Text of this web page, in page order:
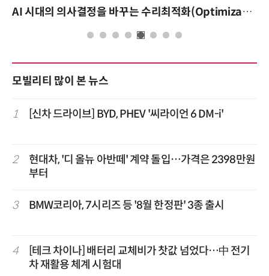
AI 시대의 의사결정을 바꾸는 수리최적화(Optimization): 실제 산업 적용 사례와 활용 전략
모빌리티 많이 본 뉴스
1 [신차 드라이브] BYD, PHEV '씨라이언 6 DM-i'
2
현대차, '디 올뉴 아반떼' 계약 돌입…가격은 2398만원
부터
3 BMW코리아, 7시리즈 등 '8월 한정판' 3종 출시
4
[테크 차이나] 배터리 교체비가 찻값 넘었다…中 전기
차 재활용 체계 시험대